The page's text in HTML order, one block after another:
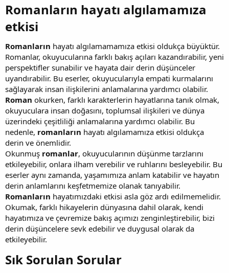
Romanların hayatı algılamamıza
etkisi​
Romanların hayatı algılamamamıza etkisi oldukça büyüktür.
Romanlar, okuyucularına farklı bakış açıları kazandırabilir, yeni
perspektifler sunabilir ve hayata dair derin düşünceler
uyandırabilir. Bu eserler, okuyucularıyla empati kurmalarını
sağlayarak insan ilişkilerini anlamalarına yardımcı olabilir.
Roman okurken, farklı karakterlerin hayatlarına tanık olmak,
okuyuculara insan doğasını, toplumsal ilişkileri ve dünya
üzerindeki çeşitliliği anlamalarına yardımcı olabilir. Bu
nedenle, romanların hayatı algılamamıza etkisi oldukça
derin ve önemlidir.
Okunmuş romanlar, okuyucularının düşünme tarzlarını
etkileyebilir, onlara ilham verebilir ve ruhlarını besleyebilir. Bu
eserler aynı zamanda, yaşamımıza anlam katabilir ve hayatın
derin anlamlarını keşfetmemize olanak tanıyabilir.
Romanların hayatımızdaki etkisi asla göz ardı edilmemelidir.
Okumak, farklı hikayelerin dünyasına dahil olarak, kendi
hayatımıza ve çevremize bakış açımızı zenginleştirebilir, bizi
derin düşüncelere sevk edebilir ve duygusal olarak da
etkileyebilir.
Sık Sorulan Sorular​